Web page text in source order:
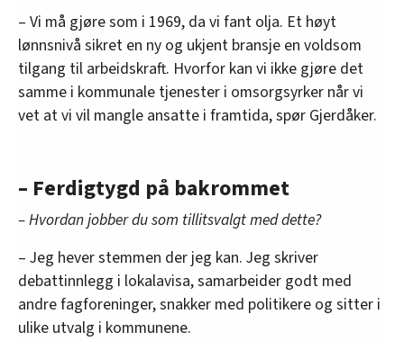
– Vi må gjøre som i 1969, da vi fant olja. Et høyt
lønnsnivå sikret en ny og ukjent bransje en voldsom
tilgang til arbeidskraft. Hvorfor kan vi ikke gjøre det
samme i kommunale tjenester i omsorgsyrker når vi
vet at vi vil mangle ansatte i framtida, spør Gjerdåker.
– Ferdigtygd på bakrommet
– Hvordan jobber du som tillitsvalgt med dette?
– Jeg hever stemmen der jeg kan. Jeg skriver
debattinnlegg i lokalavisa, samarbeider godt med
andre fagforeninger, snakker med politikere og sitter i
ulike utvalg i kommunene.